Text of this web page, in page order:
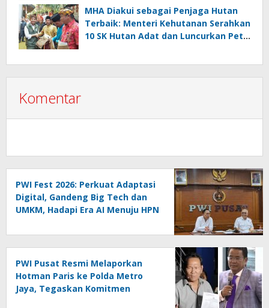
MHA Diakui sebagai Penjaga Hutan
Terbaik: Menteri Kehutanan Serahkan
10 SK Hutan Adat dan Luncurkan Peta
Komentar
PWI Fest 2026: Perkuat Adaptasi
Digital, Gandeng Big Tech dan
UMKM, Hadapi Era AI Menuju HPN
PWI Pusat Resmi Melaporkan
Hotman Paris ke Polda Metro
Jaya, Tegaskan Komitmen